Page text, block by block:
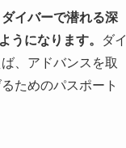
イバーで潜れる深
うになります。
ダイ
、アドバンスを取
ためのパスポート